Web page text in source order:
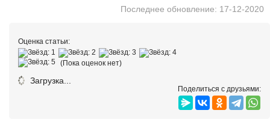
Последнее обновление: 17-12-2020
Оценка статьи:
(Пока оценок нет)
Загрузка...
Поделиться с друзьями: